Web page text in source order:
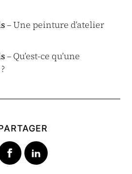
– Une peinture d’atelier
– Qu’est-ce qu’une